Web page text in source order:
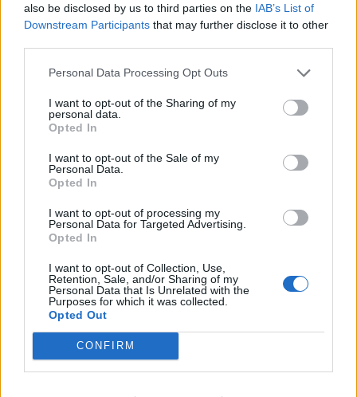
also be disclosed by us to third parties on the IAB’s List of
Downstream Participants that may further disclose it to other
Personal Data Processing Opt Outs
I want to opt-out of the Sharing of my
personal data.
Opted In
I want to opt-out of the Sale of my
Personal Data.
Opted In
I want to opt-out of processing my
Personal Data for Targeted Advertising.
Opted In
I want to opt-out of Collection, Use,
Retention, Sale, and/or Sharing of my
Personal Data that Is Unrelated with the
Purposes for which it was collected.
Opted Out
CONFIRM
Incidenti i Pochettino pas
18:06 / 16/02/2022
bomber
Pochettino favorit për
stolin e Man United